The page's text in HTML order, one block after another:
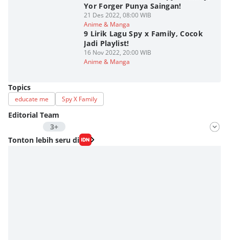
Yor Forger Punya Saingan!
21 Des 2022, 08:00 WIB
Anime & Manga
9 Lirik Lagu Spy x Family, Cocok
Jadi Playlist!
16 Nov 2022, 20:00 WIB
Anime & Manga
Topics
educate me Spy X Family
Editorial Team
3+
Editor
Fahrul Razi Uni Nurullah
Tonton lebih seru di